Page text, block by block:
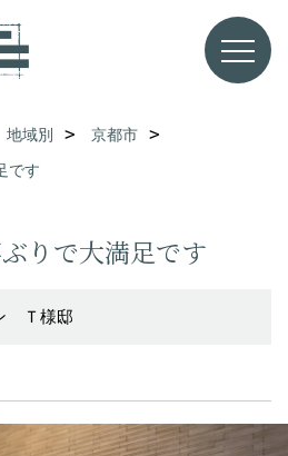
地域別
京都市
です
りで大満足です
Ｔ様邸